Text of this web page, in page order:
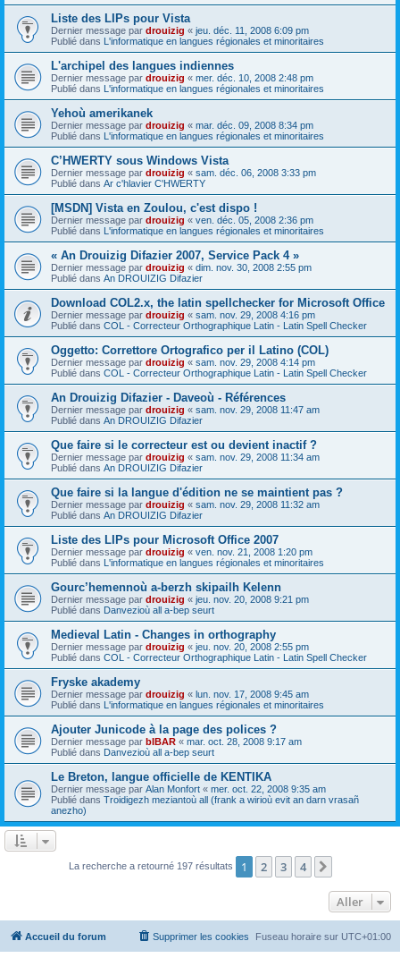
Liste des LIPs pour Vista
Dernier message par drouizig « jeu. déc. 11, 2008 6:09 pm
Publié dans L'informatique en langues régionales et minoritaires
L'archipel des langues indiennes
Dernier message par drouizig « mer. déc. 10, 2008 2:48 pm
Publié dans L'informatique en langues régionales et minoritaires
Yehoù amerikanek
Dernier message par drouizig « mar. déc. 09, 2008 8:34 pm
Publié dans L'informatique en langues régionales et minoritaires
C’HWERTY sous Windows Vista
Dernier message par drouizig « sam. déc. 06, 2008 3:33 pm
Publié dans Ar c'hlavier C'HWERTY
[MSDN] Vista en Zoulou, c'est dispo !
Dernier message par drouizig « ven. déc. 05, 2008 2:36 pm
Publié dans L'informatique en langues régionales et minoritaires
« An Drouizig Difazier 2007, Service Pack 4 »
Dernier message par drouizig « dim. nov. 30, 2008 2:55 pm
Publié dans An DROUIZIG Difazier
Download COL2.x, the latin spellchecker for Microsoft Office
Dernier message par drouizig « sam. nov. 29, 2008 4:16 pm
Publié dans COL - Correcteur Orthographique Latin - Latin Spell Checker
Oggetto: Correttore Ortografico per il Latino (COL)
Dernier message par drouizig « sam. nov. 29, 2008 4:14 pm
Publié dans COL - Correcteur Orthographique Latin - Latin Spell Checker
An Drouizig Difazier - Daveoù - Références
Dernier message par drouizig « sam. nov. 29, 2008 11:47 am
Publié dans An DROUIZIG Difazier
Que faire si le correcteur est ou devient inactif ?
Dernier message par drouizig « sam. nov. 29, 2008 11:34 am
Publié dans An DROUIZIG Difazier
Que faire si la langue d'édition ne se maintient pas ?
Dernier message par drouizig « sam. nov. 29, 2008 11:32 am
Publié dans An DROUIZIG Difazier
Liste des LIPs pour Microsoft Office 2007
Dernier message par drouizig « ven. nov. 21, 2008 1:20 pm
Publié dans L'informatique en langues régionales et minoritaires
Gourc’hemennoù a-berzh skipailh Kelenn
Dernier message par drouizig « jeu. nov. 20, 2008 9:21 pm
Publié dans Danvezioù all a-bep seurt
Medieval Latin - Changes in orthography
Dernier message par drouizig « jeu. nov. 20, 2008 2:55 pm
Publié dans COL - Correcteur Orthographique Latin - Latin Spell Checker
Fryske akademy
Dernier message par drouizig « lun. nov. 17, 2008 9:45 am
Publié dans L'informatique en langues régionales et minoritaires
Ajouter Junicode à la page des polices ?
Dernier message par bIBAR « mar. oct. 28, 2008 9:17 am
Publié dans Danvezioù all a-bep seurt
Le Breton, langue officielle de KENTIKA
Dernier message par Alan Monfort « mer. oct. 22, 2008 9:35 am
Publié dans Troidigezh meziantoù all (frank a wirioù evit an darn vrasañ
anezho)
La recherche a retourné 197 résultats 1 2 3 4
Aller
Accueil du forum Fuseau horaire sur UTC+01:00
Supprimer les cookies